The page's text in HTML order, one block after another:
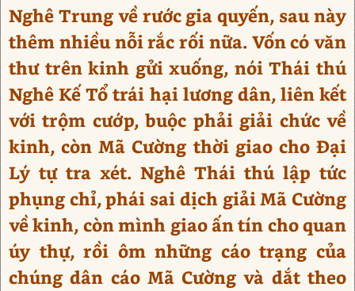
Nghê Trung về rước gia quyến, sau này
thêm nhiều nỗi rắc rối nữa. Vốn có văn
thư trên kinh gửi xuống, nói Thái thú
Nghê Kế Tổ trái hại lương dân, liên kết
với trộm cướp, buộc phải giải chức về
kinh, còn Mã Cường thời giao cho Đại
Lý tự tra xét. Nghê Thái thú lập tức
phụng chỉ, phái sai dịch giải Mã Cường
về kinh, còn mình giao ấn tín cho quan
úy thự, rồi ôm những cáo trạng của
chúng dân cáo Mã Cường và dắt theo